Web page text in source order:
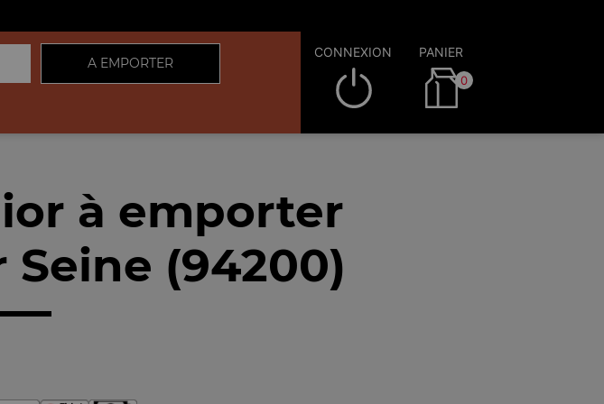
A EMPORTER
CONNEXION PANIER
0
à emporter
(94200)